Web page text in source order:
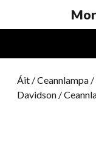
Áit /Ceannlampa /
Davidson /